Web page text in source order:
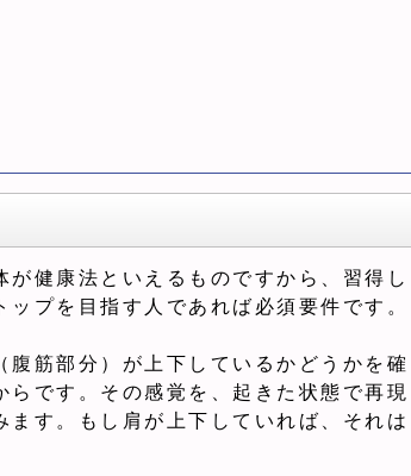
健康法といえるものですから、習得し
プを目指す人であれば必須要件です。
筋部分）が上下しているかどうかを確
です。その感覚を、起きた状態で再現
す。もし肩が上下していれば、それは